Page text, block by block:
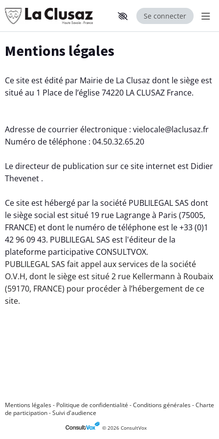
Aller au contenu principal
Paramètres d'accessibilité
Se connecter
Mentions légales
Ce site est édité par Mairie de La Clusaz dont le siège est
situé au 1 Place de l’église 74220 LA CLUSAZ France.
Adresse de courrier électronique : vielocale@laclusaz.fr
Numéro de téléphone : 04.50.32.65.20
Le directeur de publication sur ce site internet est Didier
Thevenet .
Ce site est hébergé par la société PUBLILEGAL SAS dont
le siège social est situé 19 rue Lagrange à Paris (75005,
FRANCE) et dont le numéro de téléphone est le +33 (0)1
42 96 09 43. PUBLILEGAL SAS est l'éditeur de la
plateforme participative CONSULTVOX.
PUBLILEGAL SAS fait appel aux services de la société
O.V.H, dont le siège est situé 2 rue Kellermann à Roubaix
(59170, FRANCE) pour procéder à l’hébergement de ce
site.
© 2026 ConsultVox
Mentions légales- Politique de confidentialité -Conditions générales-Charte
de participation-Suivi d'audience